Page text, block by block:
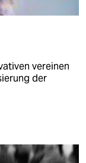
vereinen
der